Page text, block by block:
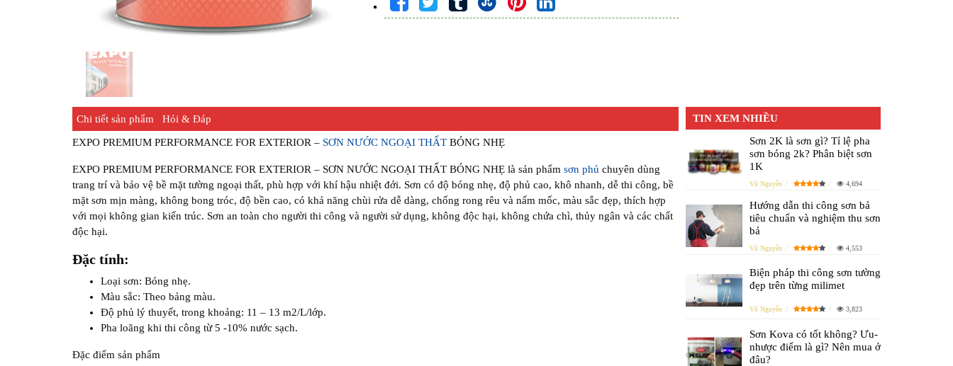
Chi tiết sản phẩm Hỏi & Đáp
EXPO PREMIUM PERFORMANCE FOR EXTERIOR – SƠN NƯỚC NGOẠI THẤT BÓNG NHẸ
EXPO PREMIUM PERFORMANCE FOR EXTERIOR – SƠN NƯỚC NGOẠI THẤT BÓNG NHẸ là sản phẩm sơn phủ chuyên dùng
trang trí và bảo vệ bề mặt tường ngoại thất, phù hợp với khí hậu nhiệt đới. Sơn có độ bóng nhẹ, độ phủ cao, khô nhanh, dễ thi công, bề
mặt sơn mịn màng, không bong tróc, độ bền cao, có khả năng chùi rửa dễ dàng, chống rong rêu và nấm mốc, màu sắc đẹp, thích hợp
với mọi không gian kiến trúc. Sơn an toàn cho người thi công và người sử dụng, không độc hại, không chứa chì, thủy ngân và các chất
độc hại.
Đặc tính:
Loại sơn: Bóng nhẹ.
Màu sắc: Theo bảng màu.
Độ phủ lý thuyết, trong khoảng: 11 – 13 m2/L/lớp.
Pha loãng khi thi công từ 5 -10% nước sạch.
Đặc điểm sản phẩm
TIN XEM NHIỀU
Sơn 2K là sơn gì? Tỉ lệ pha
sơn bóng 2k? Phân biệt sơn
1K
Vũ Nguyễn 4,694
Hướng dẫn thi công sơn bả
tiêu chuẩn và nghiệm thu sơn
bả
Vũ Nguyễn 4,553
Biện pháp thi công sơn tường
đẹp trên từng milimet
Vũ Nguyễn 3,823
Sơn Kova có tốt không? Ưu-
nhược điểm là gì? Nên mua ở
đâu?